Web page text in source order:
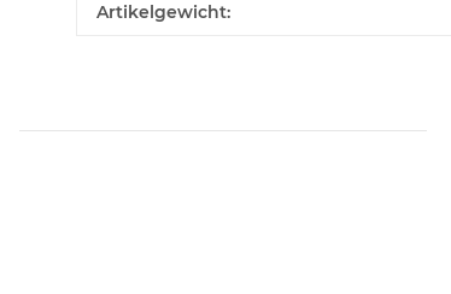
Artikelgewicht: